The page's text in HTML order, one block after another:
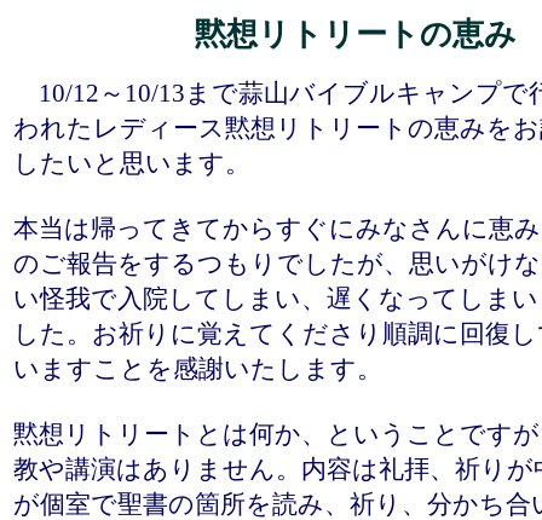
黙想リトリートの恵み
10/12～10/13まで蒜山バイブルキャンプで
われたレディース黙想リトリートの恵みを
したいと思います。
本当は帰ってきてからすぐにみなさんに恵み
のご報告をするつもりでしたが、思いがけな
い怪我で入院してしまい、遅くなってしま
した。お祈りに覚えてくださり順調に回復
いますことを感謝いたします。
黙想リトリートとは何か、ということです
教や講演はありません。内容は礼拝、祈り
が個室で聖書の箇所を読み、祈り、分かち